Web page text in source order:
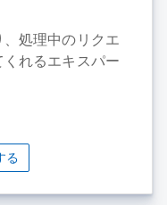
処理中のリクエ
れるエキスパー
る